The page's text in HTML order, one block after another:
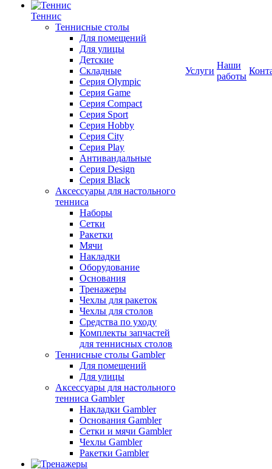
Теннис
Теннисные столы
Для помещений
Для улицы
Детские
Складные
Серия Olympic
Серия Game
Серия Compact
Серия Sport
Серия Hobby
Серия City
Серия Play
Антивандальные
Серия Design
Серия Black
Аксессуары для настольного
тенниса
Наборы
Сетки
Ракетки
Мячи
Накладки
Оборудование
Основания
Тренажеры
Чехлы для ракеток
Чехлы для столов
Средства по уходу
Комплекты запчастей
для теннисных столов
Теннисные столы Gambler
Для помещений
Для улицы
Аксессуары для настольного
тенниса Gambler
Накладки Gambler
Основания Gambler
Сетки и мячи Gambler
Чехлы Gambler
Ракетки Gambler
Услуги
Наши
работы